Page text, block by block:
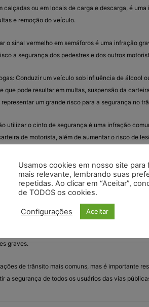
calçadas ou em locais de carga e descarga, é uma
e remoção do veículo.
o sinal vermelho em semáforos é uma infração
a segurança dos pedestres e dos outros
Conduzir um veículo sob influência de álcool
que pode resultar em multas, suspensão da
um grande risco para a segurança no
utilizar o cinto de segurança é uma infração
de motorista, além de aumentar o risco de
Realizar ultrapassagens em locais onde é
de visibilidade reduzida, é uma infração que
no trânsito.
o celular para fazer chamadas, enviar mensagens
é uma infração cada vez mais comum e perigosa,
graves.
de trânsito mais comuns, mas é importante
a segurança de todos os usuários das vias
Usamos cookies em nosso site para
mais relevante, lembrando suas
repetidas. Ao clicar em “Aceitar”,
de TODOS os cookies.
Configurações Aceitar